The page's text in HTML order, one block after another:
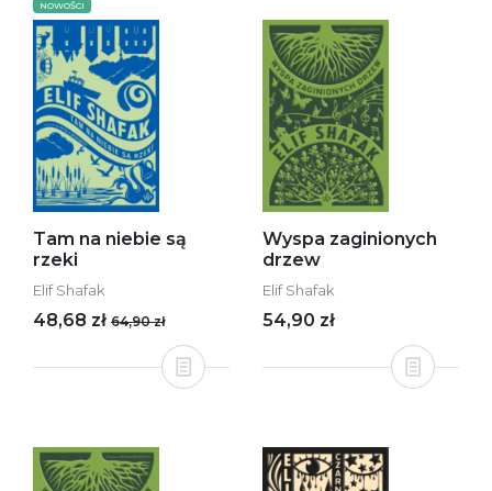
NOWOŚCI
Tam na niebie są
rzeki
Elif Shafak
48,68 zł 64,90 zł
Wyspa zaginionych
drzew
Elif Shafak
54,90 zł